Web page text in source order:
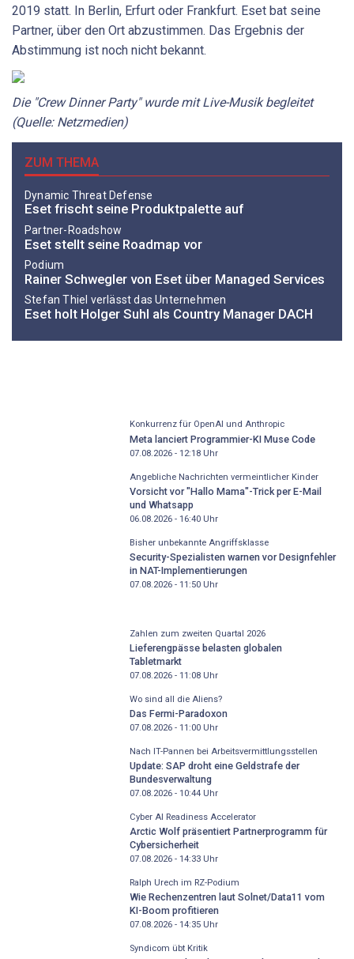
2019 statt. In Berlin, Erfurt oder Frankfurt. Eset bat seine
Partner, über den Ort abzustimmen. Das Ergebnis der
Abstimmung ist noch nicht bekannt.
Die "Crew Dinner Party" wurde mit Live-Musik begleitet
(Quelle: Netzmedien)
ZUM THEMA
Dynamic Threat Defense
Eset frischt seine Produktpalette auf
Partner-Roadshow
Eset stellt seine Roadmap vor
Podium
Rainer Schwegler von Eset über Managed Services
Stefan Thiel verlässt das Unternehmen
Eset holt Holger Suhl als Country Manager DACH
Konkurrenz für OpenAI und Anthropic
Meta lanciert Programmier-KI Muse Code
07.08.2026 - 12:18Uhr
Angebliche Nachrichten vermeintlicher Kinder
Vorsicht vor "Hallo Mama"-Trick per E-Mail
und Whatsapp
06.08.2026 - 16:40Uhr
Bisher unbekannte Angriffsklasse
Security-Spezialisten warnen vor Designfehler
in NAT-Implementierungen
07.08.2026 - 11:50Uhr
Zahlen zum zweiten Quartal 2026
Lieferengpässe belasten globalen
Tabletmarkt
07.08.2026 - 11:08Uhr
Wo sind all die Aliens?
Das Fermi-Paradoxon
07.08.2026 - 11:00Uhr
Nach IT-Pannen bei Arbeitsvermittlungsstellen
Update: SAP droht eine Geldstrafe der
Bundesverwaltung
07.08.2026 - 10:44Uhr
Cyber AI Readiness Accelerator
Arctic Wolf präsentiert Partnerprogramm für
Cybersicherheit
07.08.2026 - 14:33Uhr
Ralph Urech im RZ-Podium
Wie Rechenzentren laut Solnet/Data11 vom
KI-Boom profitieren
07.08.2026 - 14:35Uhr
Syndicom übt Kritik